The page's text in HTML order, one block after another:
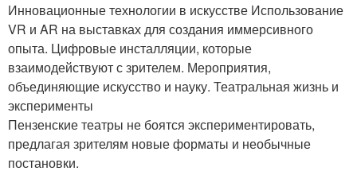
Инновационные технологии в искусстве Использование
VR и AR на выставках для создания иммерсивного
опыта. Цифровые инсталляции, которые
взаимодействуют с зрителем. Мероприятия,
объединяющие искусство и науку. Театральная жизнь и
эксперименты
Пензенские театры не боятся экспериментировать,
предлагая зрителям новые форматы и необычные
постановки.